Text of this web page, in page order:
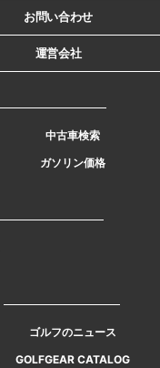
お問い合わせ
運営会社
中古車検索
ガソリン価格
ゴルフのニュース
GOLFGEAR CATALOG